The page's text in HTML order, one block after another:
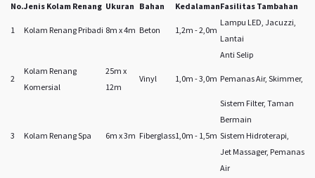
No.Jenis Kolam Renang Ukuran Bahan KedalamanFasilitas Tambahan
1 Kolam Renang Pribadi 8m x 4m Beton 1,2m - 2,0m
Lampu LED, Jacuzzi,
Lantai
Anti Selip
2
Kolam Renang
Komersial
25m x
12m
Vinyl 1,0m - 3,0m Pemanas Air, Skimmer,
Sistem Filter, Taman
Bermain
3
Kolam Renang Spa 6m x 3m Fiberglass1,0m - 1,5m Sistem Hidroterapi,
Jet Massager, Pemanas
Air